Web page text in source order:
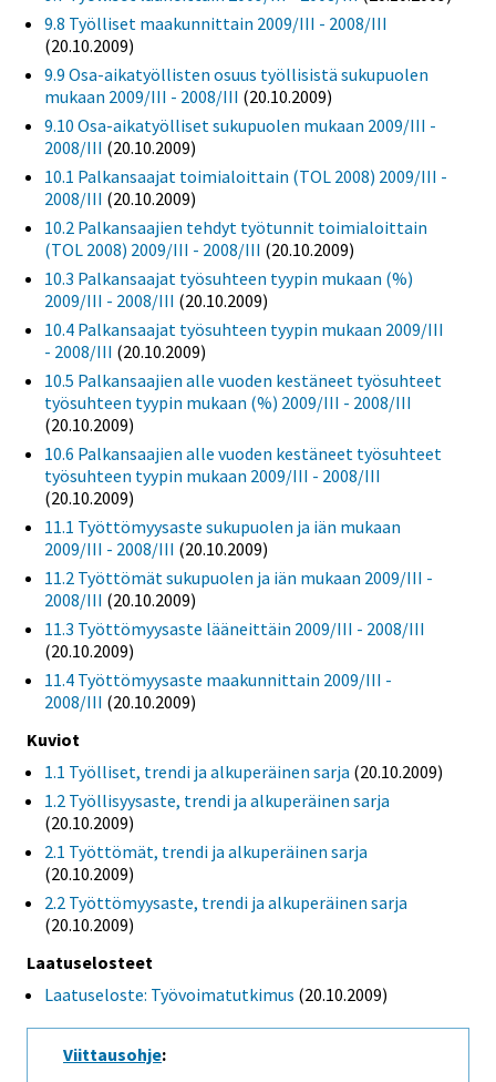
9.8 Työlliset maakunnittain 2009/III - 2008/III
(20.10.2009)
9.9 Osa-aikatyöllisten osuus työllisistä sukupuolen
mukaan 2009/III - 2008/III (20.10.2009)
9.10 Osa-aikatyölliset sukupuolen mukaan 2009/III -
2008/III (20.10.2009)
10.1 Palkansaajat toimialoittain (TOL 2008) 2009/III -
2008/III (20.10.2009)
10.2 Palkansaajien tehdyt työtunnit toimialoittain
(TOL 2008) 2009/III - 2008/III (20.10.2009)
10.3 Palkansaajat työsuhteen tyypin mukaan (%)
2009/III - 2008/III (20.10.2009)
10.4 Palkansaajat työsuhteen tyypin mukaan 2009/III
- 2008/III (20.10.2009)
10.5 Palkansaajien alle vuoden kestäneet työsuhteet
työsuhteen tyypin mukaan (%) 2009/III - 2008/III
(20.10.2009)
10.6 Palkansaajien alle vuoden kestäneet työsuhteet
työsuhteen tyypin mukaan 2009/III - 2008/III
(20.10.2009)
11.1 Työttömyysaste sukupuolen ja iän mukaan
2009/III - 2008/III (20.10.2009)
11.2 Työttömät sukupuolen ja iän mukaan 2009/III -
2008/III (20.10.2009)
11.3 Työttömyysaste lääneittäin 2009/III - 2008/III
(20.10.2009)
11.4 Työttömyysaste maakunnittain 2009/III -
2008/III (20.10.2009)
Kuviot
1.1 Työlliset, trendi ja alkuperäinen sarja (20.10.2009)
1.2 Työllisyysaste, trendi ja alkuperäinen sarja
(20.10.2009)
2.1 Työttömät, trendi ja alkuperäinen sarja
(20.10.2009)
2.2 Työttömyysaste, trendi ja alkuperäinen sarja
(20.10.2009)
Laatuselosteet
Laatuseloste: Työvoimatutkimus (20.10.2009)
Viittausohje: